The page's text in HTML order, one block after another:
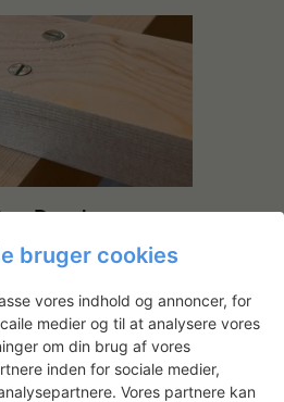
Danske
Den Danske
I den forbindelse har hun
arbejdet på et møbel til
bruger cookies
vores indhold og annoncer, for
medier og til at analysere vores
om din brug af vores
inden for sociale medier,
Vores partnere kan